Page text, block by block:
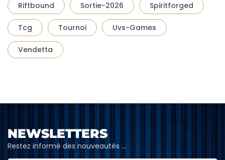
Riftbound Sortie-2026 Spiritforged
Tcg Tournoi Uvs-Games
Vendetta
NEWSLETTERS
Restez informé des nouveautés …